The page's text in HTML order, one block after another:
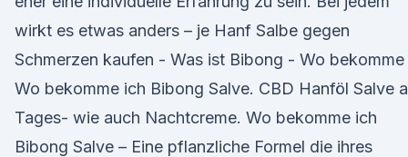
wirkt es etwas anders – je Hanf Salbe gegen
Schmerzen kaufen - Was ist Bibong - Wo bekomme
Wo bekomme ich Bibong Salve. CBD Hanföl Salve
Tages- wie auch Nachtcreme. Wo bekomme ich
Bibong Salve – Eine pflanzliche Formel die ihres